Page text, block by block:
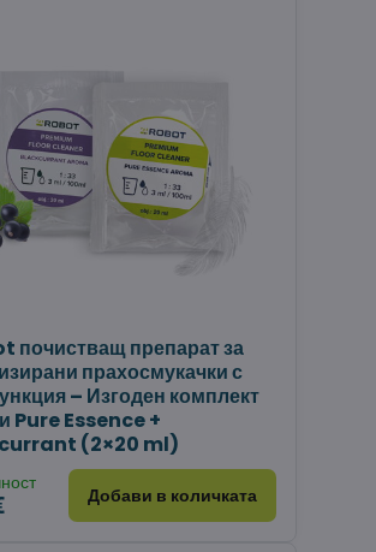
почистващ препарат за
прахосмукачки с
– Изгоден комплект
Pure Essence +
(2×20 ml)
Добави в количката